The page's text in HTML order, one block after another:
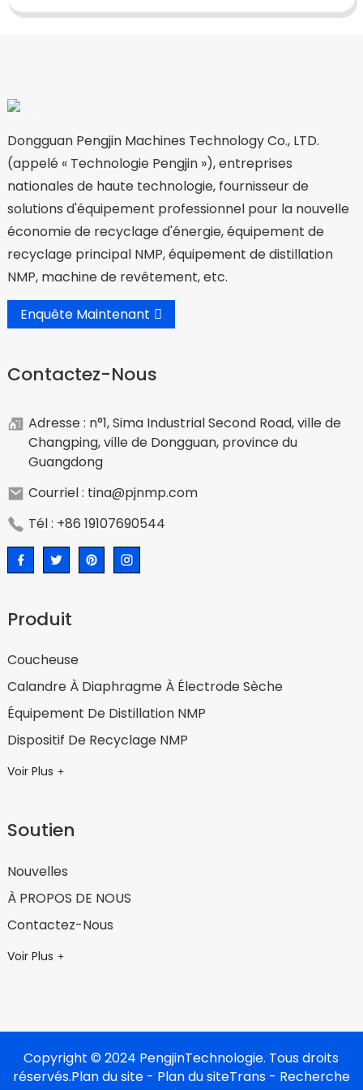
Dongguan Pengjin Machines Technology Co., LTD.
(appelé « Technologie Pengjin »), entreprises
nationales de haute technologie, fournisseur de
solutions d'équipement professionnel pour la nouvelle
économie de recyclage d'énergie, équipement de
recyclage principal NMP, équipement de distillation
NMP, machine de revêtement, etc.
Enquête Maintenant
Contactez-Nous
Adresse : n°1, Sima Industrial Second Road, ville de
Changping, ville de Dongguan, province du
Guangdong
Courriel : tina@pjnmp.com
Tél : +86 19107690544
Produit
Coucheuse
Calandre À Diaphragme À Électrode Sèche
Équipement De Distillation NMP
Dispositif De Recyclage NMP
Voir Plus
Soutien
Nouvelles
À PROPOS DE NOUS
Contactez-Nous
Voir Plus
Copyright © 2024 PengjinTechnologie. Tous droits
réservés.Plan du site - Plan du siteTrans - Recherche